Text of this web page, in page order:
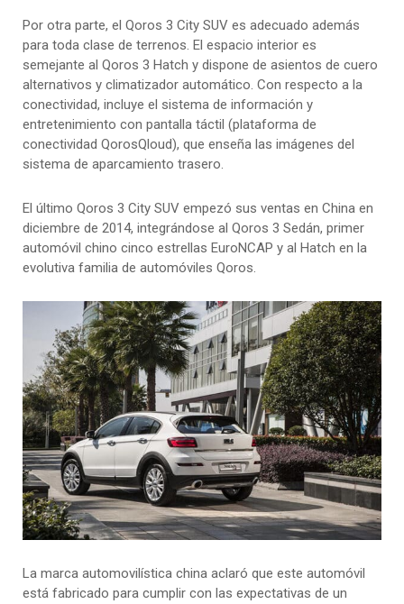
Por otra parte, el Qoros 3 City SUV es adecuado además
para toda clase de terrenos. El espacio interior es
semejante al Qoros 3 Hatch y dispone de asientos de cuero
alternativos y climatizador automático. Con respecto a la
conectividad, incluye el sistema de información y
entretenimiento con pantalla táctil (plataforma de
conectividad QorosQloud), que enseña las imágenes del
sistema de aparcamiento trasero.
El último Qoros 3 City SUV empezó sus ventas en China en
diciembre de 2014, integrándose al Qoros 3 Sedán, primer
automóvil chino cinco estrellas EuroNCAP y al Hatch en la
evolutiva familia de automóviles Qoros.
La marca automovilística china aclaró que este automóvil
está fabricado para cumplir con las expectativas de un